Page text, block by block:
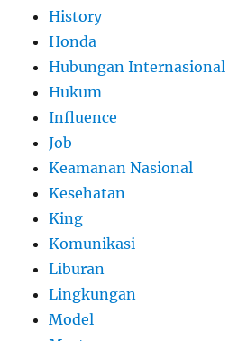
History
Honda
Hubungan Internasional
Hukum
Influence
Job
Keamanan Nasional
Kesehatan
King
Komunikasi
Liburan
Lingkungan
Model